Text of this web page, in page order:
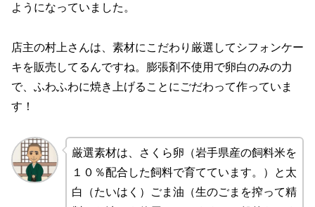
ようになっていました。
店主の村上さんは、素材にこだわり厳選してシフォンケー
キを販売してるんですね。膨張剤不使用で卵白のみの力
で、ふわふわに焼き上げることにごだわって作っていま
す！
厳選素材は、さくら卵（岩手県産の飼料米を
１０％配合した飼料で育てています。）と太
白（たいはく）ごま油（生のごまを搾って精